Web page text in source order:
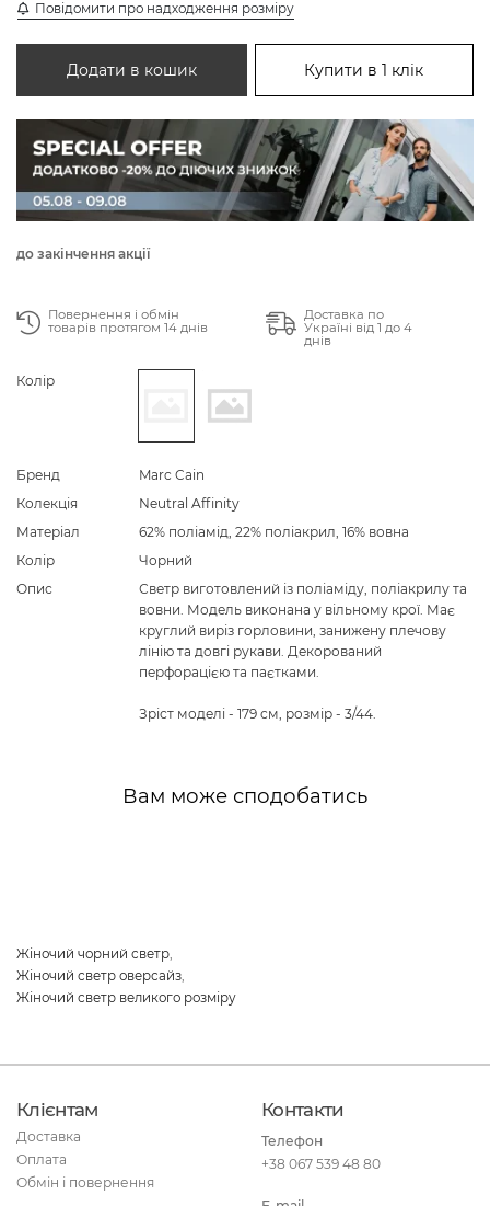
Повідомити про надходження розміру
Додати в кошик Купити в 1 клік
до закінчення акції
Повернення і обмін
товарів протягом 14 днів
Доставка по
Україні від 1 до 4
днів
Колір
Бренд
Marc Cain
Колекція
Neutral Affinity
Матеріал
62% поліамід, 22% поліакрил, 16% вовна
Колір
Чорний
Опис
Светр виготовлений із поліаміду, поліакрилу та
вовни. Модель виконана у вільному крої. Має
круглий виріз горловини, занижену плечову
лінію та довгі рукави. Декорований
перфорацією та паєтками.
Зріст моделі - 179 см, розмір - 3/44.
Вам може сподобатись
Жіночий чорний светр,
Жіночий светр оверсайз,
Жіночий светр великого розміру
Клієнтам
Доставка
Оплата
Обмін і повернення
Контакти
Телефон
+38 067 539 48 80